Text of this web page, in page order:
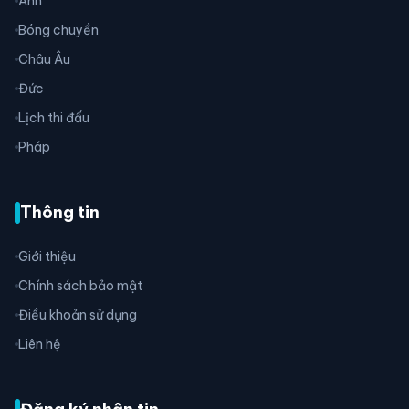
Bóng chuyền
Châu Âu
Đức
Lịch thi đấu
Pháp
Thông tin
Giới thiệu
Chính sách bảo mật
Điều khoản sử dụng
Liên hệ